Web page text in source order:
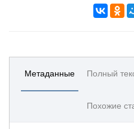
Метаданные Полный
Похожие